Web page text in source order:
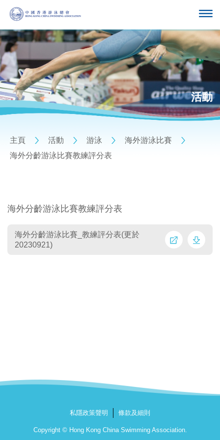
活動
主頁 活動 游泳
海外游泳比賽
海外分齡游泳比賽教練評分表
海外分齡游泳比賽教練評分表
海外分齡游泳比賽_教練評分表(更於
20230921)
私隱政策聲明 條款及細則
Copyright © Hong Kong China Swimming Association.